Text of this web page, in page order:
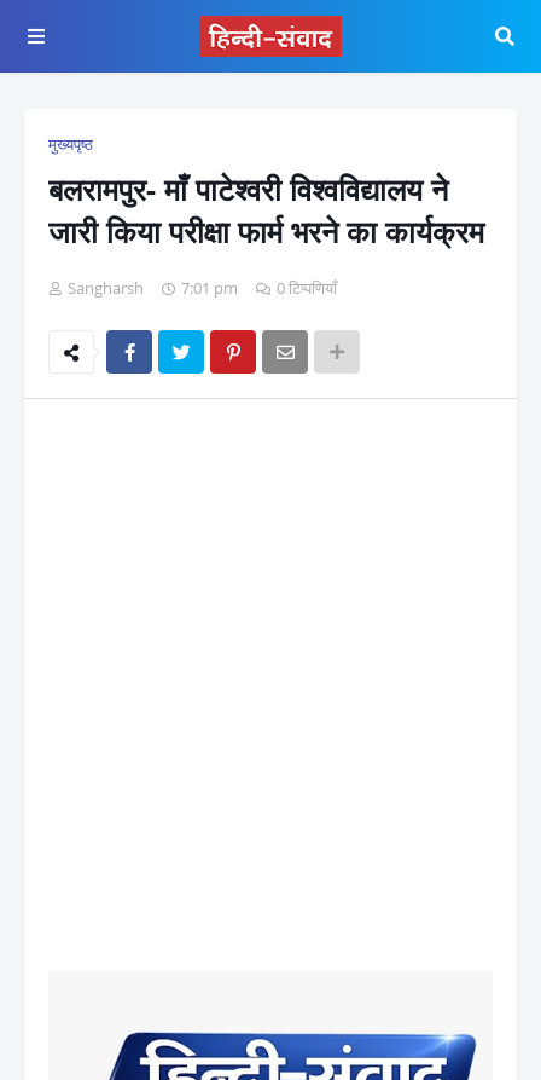
मुख्यपृष्ठ
बलरामपुर- माँ पाटेश्वरी विश्वविद्यालय ने
जारी किया परीक्षा फार्म भरने का कार्यक्रम
Sangharsh 7:01 pm 0 टिप्पणियाँ